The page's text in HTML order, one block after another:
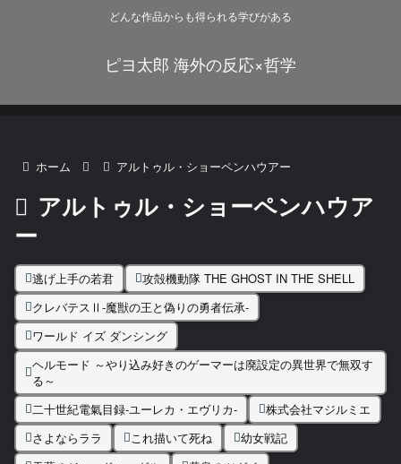
どんな作品からも得られる学びがある
ピヨ太郎 海外の反応×哲学
ホーム アルトゥル・ショーペンハウアー
アルトゥル・ショーペンハウア
ー
逃げ上手の若君
攻殻機動隊 THE GHOST IN THE SHELL
クレバテスⅡ-魔獣の王と偽りの勇者伝承-
ワールド イズ ダンシング
ヘルモード ～やり込み好きのゲーマーは廃設定の異世界で無双す
る～
二十世紀電氣目録-ユーレカ・エヴリカ-
株式会社マジルミエ
さよならララ
これ描いて死ね
幼女戦記